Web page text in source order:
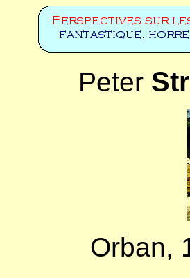
Peter
Orban,